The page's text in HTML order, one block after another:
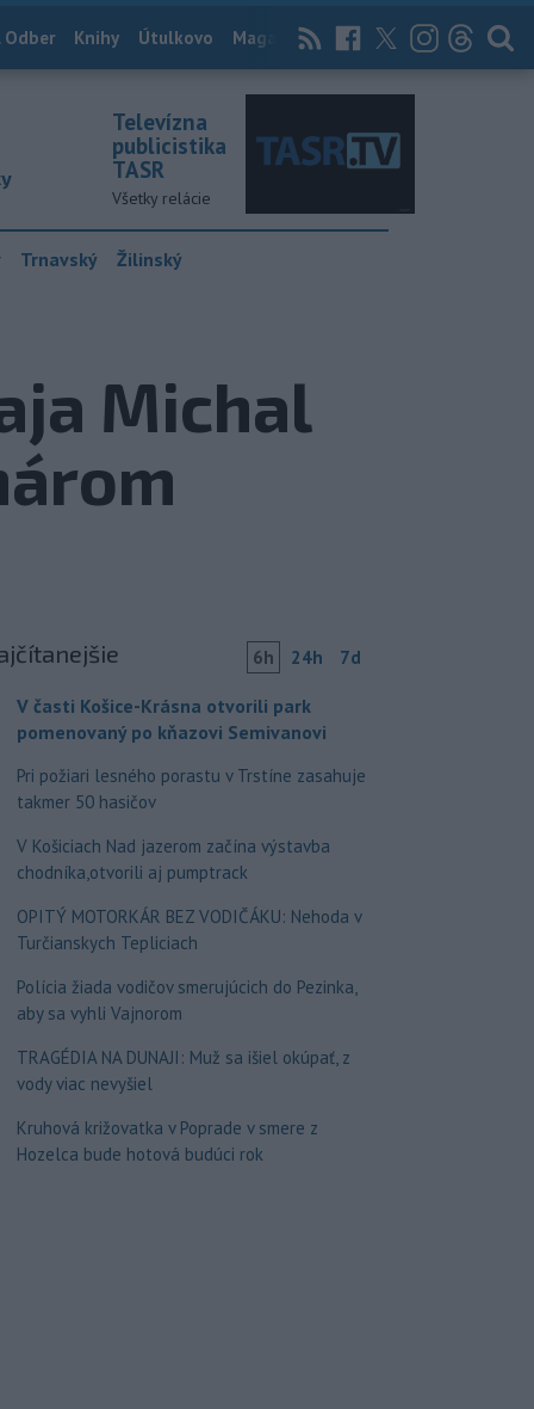
Odber Knihy Útulkovo Magazín News Now Archív
Televízna
publicistika
TASR
Všetky relácie
Trnavský Žilinský
Michal
6h 24h 7d
V časti Košice-Krásna otvorili park
pomenovaný po kňazovi Semivanovi
Pri požiari lesného porastu v Trstíne zasahuje
takmer 50 hasičov
V Košiciach Nad jazerom začína výstavba
chodníka,otvorili aj pumptrack
OPITÝ MOTORKÁR BEZ VODIČÁKU: Nehoda v
Turčianskych Tepliciach
Polícia žiada vodičov smerujúcich do Pezinka,
aby sa vyhli Vajnorom
TRAGÉDIA NA DUNAJI: Muž sa išiel okúpať, z
vody viac nevyšiel
Kruhová križovatka v Poprade v smere z
Hozelca bude hotová budúci rok